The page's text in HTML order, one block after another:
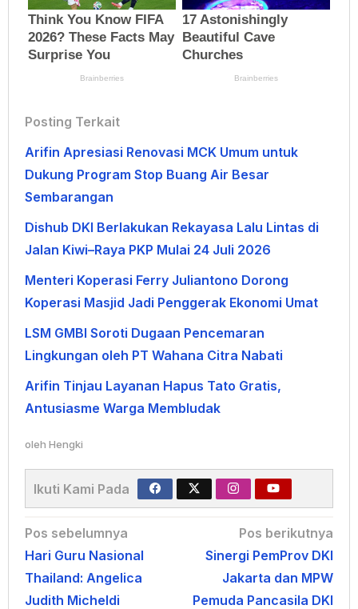
Posting Terkait
Arifin Apresiasi Renovasi MCK Umum untuk
Dukung Program Stop Buang Air Besar
Sembarangan
Dishub DKI Berlakukan Rekayasa Lalu Lintas di
Jalan Kiwi–Raya PKP Mulai 24 Juli 2026
Menteri Koperasi Ferry Juliantono Dorong
Koperasi Masjid Jadi Penggerak Ekonomi Umat
LSM GMBI Soroti Dugaan Pencemaran
Lingkungan oleh PT Wahana Citra Nabati
Arifin Tinjau Layanan Hapus Tato Gratis,
Antusiasme Warga Membludak
oleh Hengki
Ikuti Kami Pada
Navigasi
pos
Pos sebelumnya
Hari Guru Nasional
Thailand: Angelica
Judith Micheldi
Pos berikutnya
Sinergi PemProv DKI
Jakarta dan MPW
Pemuda Pancasila DKI